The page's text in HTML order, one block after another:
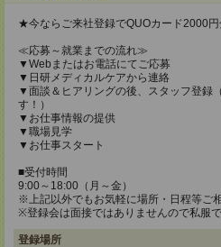
★今ならご来社登録でQUOカード2000
≪応募～就業までの流れ≫
▼Webまたはお電話にてご応募
▼日研メディカルケアから連絡
▼面談＆ヒアリングの後、スタッフ登録
す！）
▼お仕事情報の提供
▼職場見学
▼お仕事スタート
■受付時間
9:00～18:00（月～金）
※上記以外でもお気軽に場所・日程等ご
※登録会は面接ではありませんので私服
登録場所